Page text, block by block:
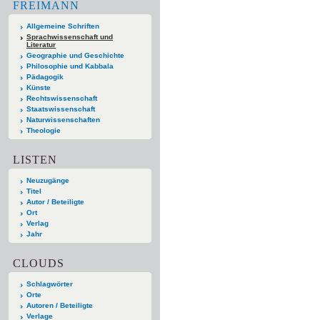
FREIMANN
Allgemeine Schriften
Sprachwissenschaft und
Literatur
Geographie und Geschichte
Philosophie und Kabbala
Pädagogik
Künste
Rechtswissenschaft
Staatswissenschaft
Naturwissenschaften
Theologie
LISTEN
Neuzugänge
Titel
Autor / Beteiligte
Ort
Verlag
Jahr
CLOUDS
Schlagwörter
Orte
Autoren / Beteiligte
Verlage